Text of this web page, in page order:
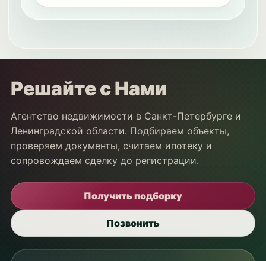
Решайте с Нами
Агентство недвижимости в Санкт-Петербурге и
Ленинградской области. Подбираем объекты,
проверяем документы, считаем ипотеку и
сопровождаем сделку до регистрации.
Получить подборку
Позвонить